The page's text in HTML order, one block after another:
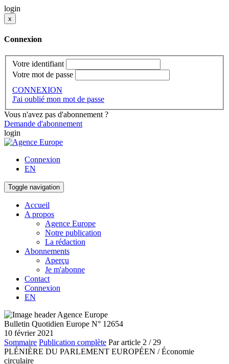
login
x
Connexion
Votre identifiant
Votre mot de passe
CONNEXION
J'ai oublié mon mot de passe
Vous n'avez pas d'abonnement ?
Demande d'abonnement
login
Connexion
EN
Toggle navigation
Accueil
A propos
Agence Europe
Notre publication
La rédaction
Abonnements
Aperçu
Je m'abonne
Contact
Connexion
EN
Bulletin Quotidien Europe N° 12654
10 février 2021
Sommaire Publication complète Par article 2 / 29
PLÉNIÈRE DU PARLEMENT EUROPÉEN / Économie
circulaire